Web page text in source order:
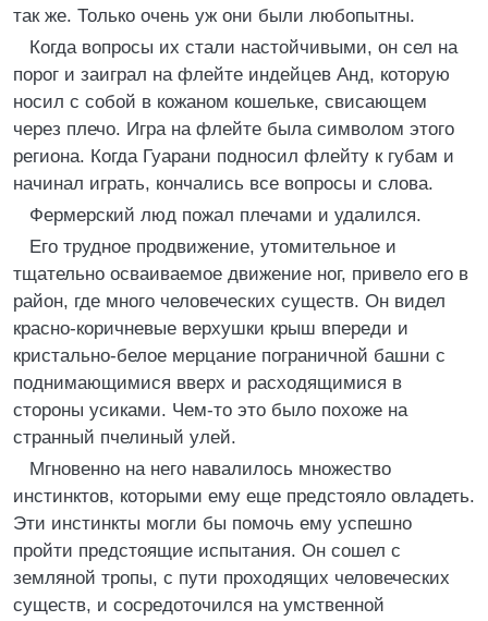
так же. Только очень уж они были любопытны.
Когда вопросы их стали настойчивыми, он сел на
порог и заиграл на флейте индейцев Анд, которую
носил с собой в кожаном кошельке, свисающем
через плечо. Игра на флейте была символом этого
региона. Когда Гуарани подносил флейту к губам и
начинал играть, кончались все вопросы и слова.
Фермерский люд пожал плечами и удалился.
Его трудное продвижение, утомительное и
тщательно осваиваемое движение ног, привело его в
район, где много человеческих существ. Он видел
красно-коричневые верхушки крыш впереди и
кристально-белое мерцание пограничной башни с
поднимающимися вверх и расходящимися в
стороны усиками. Чем-то это было похоже на
странный пчелиный улей.
Мгновенно на него навалилось множество
инстинктов, которыми ему еще предстояло овладеть.
Эти инстинкты могли бы помочь ему успешно
пройти предстоящие испытания. Он сошел с
земляной тропы, с пути проходящих человеческих
существ, и сосредоточился на умственной